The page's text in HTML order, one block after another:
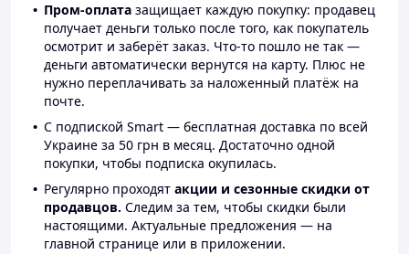
Пром-оплата защищает каждую покупку: продавец
получает деньги только после того, как покупатель
осмотрит и заберёт заказ. Что-то пошло не так —
деньги автоматически вернутся на карту. Плюс не
нужно переплачивать за наложенный платёж на
почте.
С подпиской Smart — бесплатная доставка по всей
Украине за 50 грн в месяц. Достаточно одной
покупки, чтобы подписка окупилась.
Регулярно проходят акции и сезонные скидки от
продавцов. Следим за тем, чтобы скидки были
настоящими. Актуальные предложения — на
главной странице или в приложении.